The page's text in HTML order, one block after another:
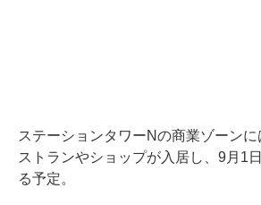
ステーションタワーNの商業ゾーン
ストランやショップが入居し、9月1
る予定。